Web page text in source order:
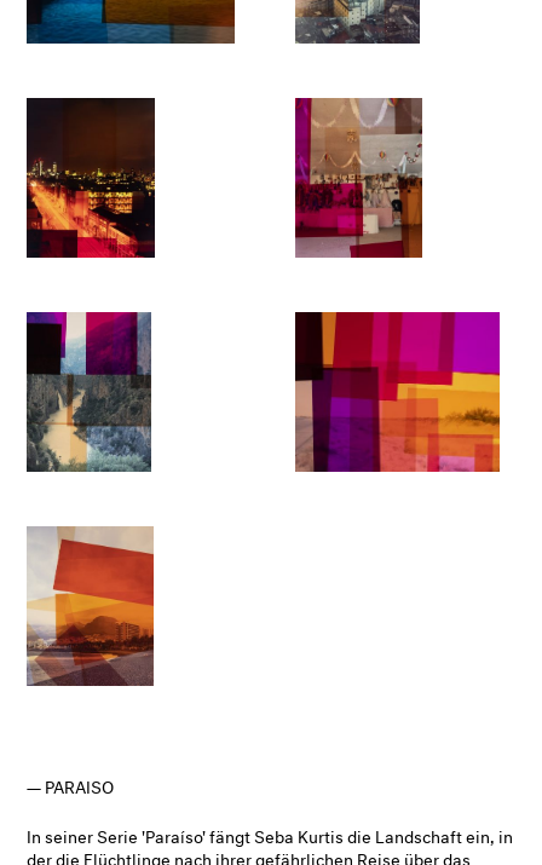
PARAISO
In seiner Serie 'Paraíso' fängt Seba Kurtis die Landschaft ein, in
der die Flüchtlinge nach ihrer gefährlichen Reise über das